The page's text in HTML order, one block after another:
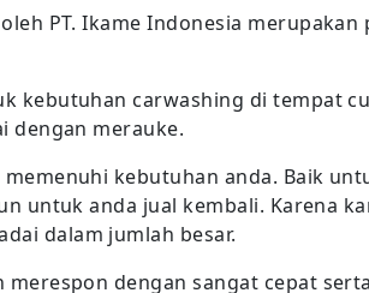
PT. Ikame Indonesia merupakan
kebutuhan carwashing di tempat
dengan merauke.
kebutuhan anda. Baik
untuk anda jual kembali. Karena
dalam jumlah besar.
dengan sangat cepat serta